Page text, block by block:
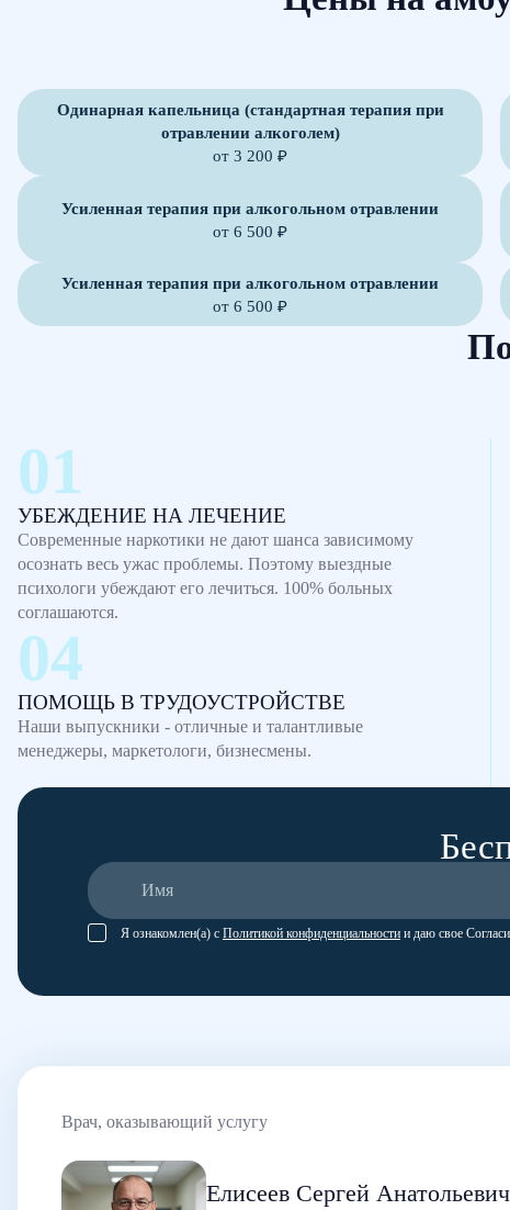
Одинарная капельница (стандартная терапия при
отравлении алкоголем)
от 3 200 ₽
Усиленная терапия при алкогольном отравлении
от 6 500 ₽
Усиленная терапия при алкогольном отравлении
от 6 500 ₽
УБЕЖДЕНИЕ НА ЛЕЧЕНИЕ
Современные наркотики не дают шанса зависимому
осознать весь ужас проблемы. Поэтому выездные
психологи убеждают его лечиться. 100% больных
соглашаются.
ПОМОЩЬ В ТРУДОУСТРОЙСТВЕ
Наши выпускники - отличные и талантливые
менеджеры, маркетологи, бизнесмены.
Я ознакомлен(а) с Политикой конфиденциальности и даю свое
Врач, оказывающий услугу
Елисеев Сергей Анатольевич